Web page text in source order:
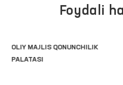
Foydali